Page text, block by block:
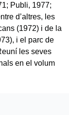
Publi, 1977;
d’altres, les
(1972) i de la
i el parc de
les seves
en el volum